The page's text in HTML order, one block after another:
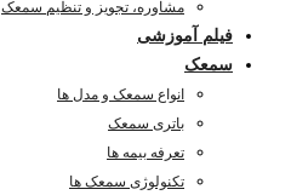
مشاوره، تجویز و تنظیم سمعک
فیلم آموزشی
سمعک
انواع سمعک و مدل ها
باتری سمعک
تعرفه بیمه ها
تکنولوژی سمعک ها